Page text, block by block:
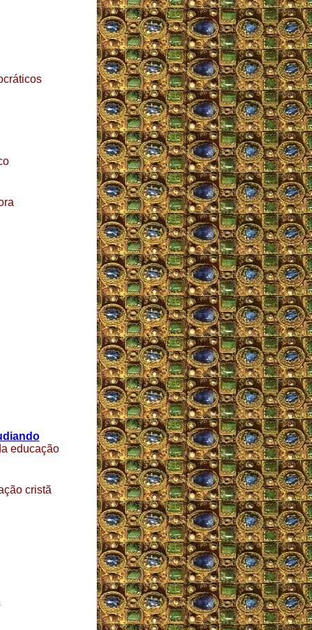
educação
cristã